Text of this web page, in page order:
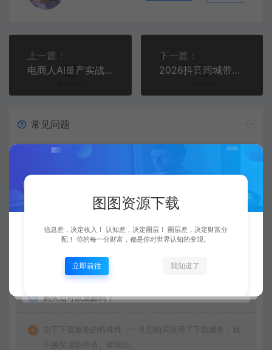
上一篇：
电商人AI量产实战2.0：人机协作底层逻辑，LinkPix工具低成本搞定商片、主图与详情页
下一篇：
2026抖音同城带货落地课：从账号搭建到付费投放，实现短视频全域爆单
常见问题
资源是每天更新吗？
源码、模板等等资源。
查看详情
购买后可以退款吗？
由于下载服务的特殊性，一旦您购买使用了下载服务，就
不接受退款申请。望周知。
图图资源下载
信息差，决定收入！ 认知差，决定圈层！ 圈层差，决定财富分
配！ 你的每一分财富，都是你对世界认知的变现。
立即前往 我知道了